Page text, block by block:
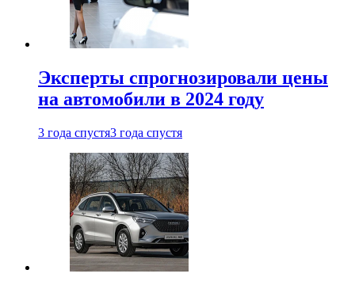
Эксперты спрогнозировали цены
на автомобили в 2024 году
3 года спустя3 года спустя